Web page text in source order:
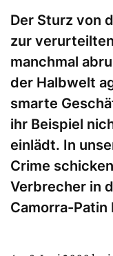
Der Sturz von
zur
manchmal
der Halbwelt
smarte
ihr Beispiel
einlädt. In
Crime
Verbrecher in
Camorra-Patin